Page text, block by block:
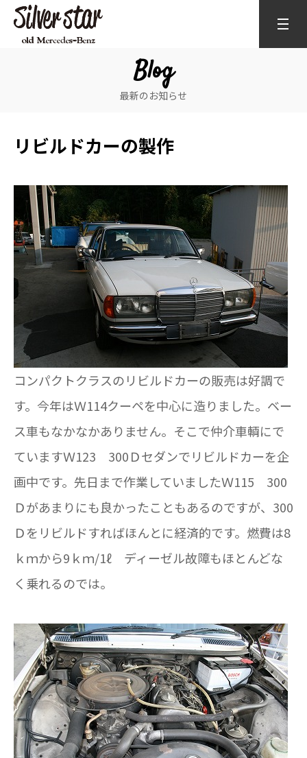
Blog
最新のお知らせ
リビルドカーの製作
コンパクトクラスのリビルドカーの販売は好調で
す。今年はＷ114クーペを中心に造りました。ベー
ス車もなかなかありません。そこで仲介車輌にで
ていますＷ123 300Ｄセダンでリビルドカーを企
画中です。先日まで作業していましたＷ115 300
Ｄがあまりにも良かったこともあるのですが、300
Ｄをリビルドすればほんとに経済的です。燃費は8
ｋｍから9ｋｍ/1ℓ ディーゼル故障もほとんどな
く乗れるのでは。